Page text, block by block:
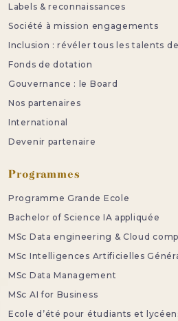
Labels & reconnaissances
Société à mission engagements
Inclusion : révéler tous les talents de
Fonds de dotation
Gouvernance : le Board
Nos partenaires
International
Devenir partenaire
Programmes
Programme Grande Ecole
Bachelor of Science IA appliquée
MSc Data engineering & Cloud
MSc Intelligences Artificielles
MSc Data Management
MSc AI for Business
Ecole d’été pour étudiants et